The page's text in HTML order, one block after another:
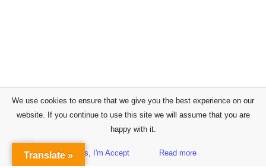
Sidebar
We use cookies to ensure that we give you the best experience on our
website. If you continue to use this site we will assume that you are
happy with it.
Yes, I'm Accept Read more
Translate »